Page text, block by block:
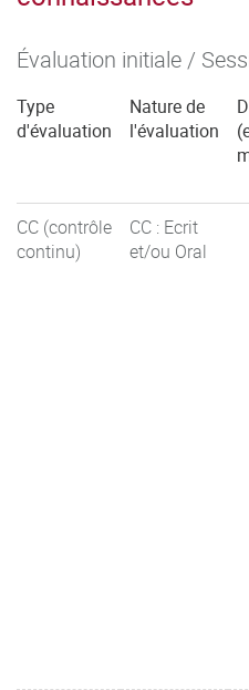
Évaluation initiale /
Type
d'évaluation
Nature de
l'évaluation
CC (contrôle
continu)
CC : Ecrit
et/ou Oral